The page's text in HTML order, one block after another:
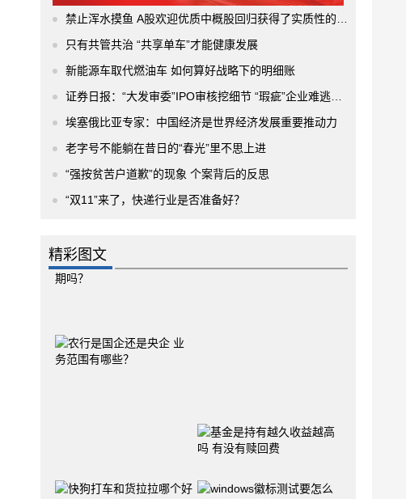
禁止浑水摸鱼 A股欢迎优质中概股回归获得了实质性的进展
只有共管共治 “共享单车”才能健康发展
新能源车取代燃油车 如何算好战略下的明细账
证券日报：“大发审委”IPO审核挖细节 “瑕疵”企业难逃法眼
埃塞俄比亚专家：中国经济是世界经济发展重要推动力
老字号不能躺在昔日的“春光”里不思上进
“强按贫苦户道歉”的现象 个案背后的反思
“双11”来了，快递行业是否准备好？
精彩图文